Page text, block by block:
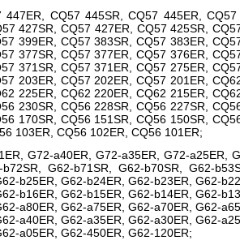
447ER, CQ57 445SR, CQ57 445ER,
427SR, CQ57 427ER, CQ57 425SR,
399ER, CQ57 383SR, CQ57 383ER,
377SR, CQ57 377ER, CQ57 376ER,
371SR, CQ57 371ER, CQ57 275ER,
203ER, CQ57 202ER, CQ57 201ER,
225ER, CQ62 220ER, CQ62 215ER,
230SR, CQ56 228SR, CQ56 227SR,
170SR, CQ56 151SR, CQ56 150SR,
103ER, CQ56 102ER, CQ56 101ER;
G72-a40ER, G72-a35ER, G72-a25ER,
G62-b71SR, G62-b70SR, G62-
b25ER, G62-b24ER, G62-b23ER, G62-
b16ER, G62-b15ER, G62-b14ER, G62-
a80ER, G62-a75ER, G62-a70ER, G62-
a40ER, G62-a35ER, G62-a30ER, G62-
a05ER, G62-450ER, G62-120ER;